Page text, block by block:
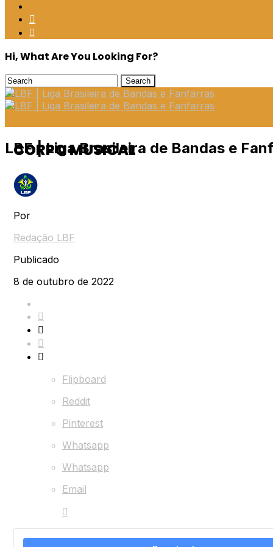
Hi, What Are You Looking For?
LBF | Liga Brasileira de Bandas e
CORPO MUSICAL
Por
Redação LBF
Publicado
8 de outubro de 2022
Flipboard
Reddit
Pinterest
Whatsapp
Whatsapp
Email